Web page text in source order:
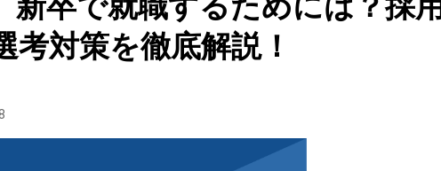
考対策を徹底解説！